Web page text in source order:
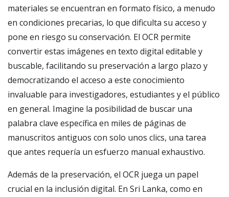
materiales se encuentran en formato físico, a menudo
en condiciones precarias, lo que dificulta su acceso y
pone en riesgo su conservación. El OCR permite
convertir estas imágenes en texto digital editable y
buscable, facilitando su preservación a largo plazo y
democratizando el acceso a este conocimiento
invaluable para investigadores, estudiantes y el público
en general. Imagine la posibilidad de buscar una
palabra clave específica en miles de páginas de
manuscritos antiguos con solo unos clics, una tarea
que antes requería un esfuerzo manual exhaustivo.
Además de la preservación, el OCR juega un papel
crucial en la inclusión digital. En Sri Lanka, como en